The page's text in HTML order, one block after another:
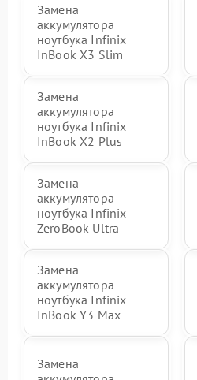
Замена
аккумулятора
ноутбука Infinix
InBook X3 Slim
Замена
аккумулятора
ноутбука Infinix
InBook X2 Plus
Замена
аккумулятора
ноутбука Infinix
ZeroBook Ultra
Замена
аккумулятора
ноутбука Infinix
InBook Y3 Max
Замена